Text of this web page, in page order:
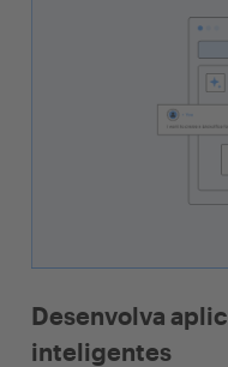
Desenvolva
inteligentes